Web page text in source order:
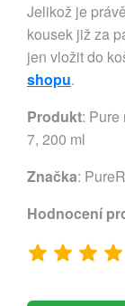
Jelikož je
kousek již za
jen vložit do
shopu.
Produkt:
7, 200 ml
Značka:
Hodnocení